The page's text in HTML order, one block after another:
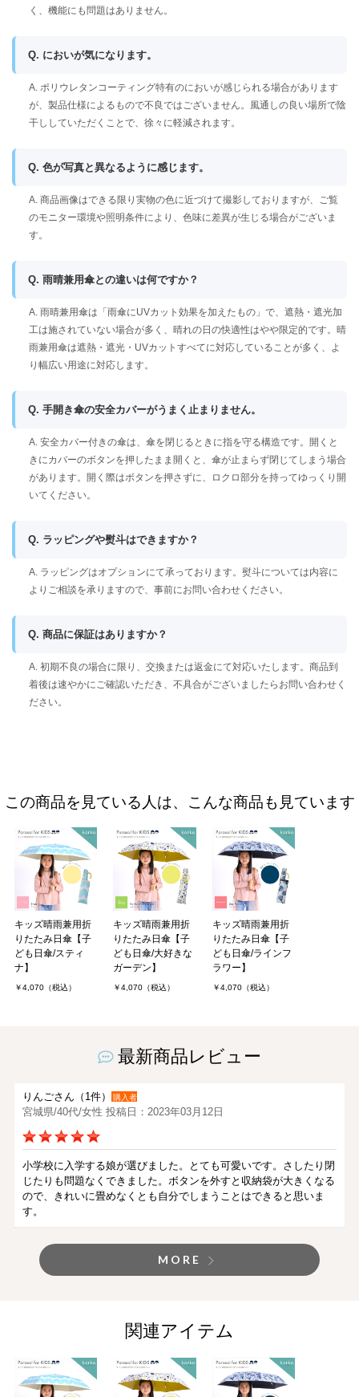
く、機能にも問題はありません。
Q. においが気になります。
A. ポリウレタンコーティング特有のにおいが感じられる場合があります
が、製品仕様によるもので不良ではございません。風通しの良い場所で陰
干ししていただくことで、徐々に軽減されます。
Q. 色が写真と異なるように感じます。
A. 商品画像はできる限り実物の色に近づけて撮影しておりますが、ご覧
のモニター環境や照明条件により、色味に差異が生じる場合がございま
す。
Q. 雨晴兼用傘との違いは何ですか？
A. 雨晴兼用傘は「雨傘にUVカット効果を加えたもの」で、遮熱・遮光加
工は施されていない場合が多く、晴れの日の快適性はやや限定的です。晴
雨兼用傘は遮熱・遮光・UVカットすべてに対応していることが多く、よ
り幅広い用途に対応します。
Q. 手開き傘の安全カバーがうまく止まりません。
A. 安全カバー付きの傘は、傘を閉じるときに指を守る構造です。開くと
きにカバーのボタンを押したまま開くと、傘が止まらず閉じてしまう場合
があります。開く際はボタンを押さずに、ロクロ部分を持ってゆっくり開
いてください。
Q. ラッピングや熨斗はできますか？
A. ラッピングはオプションにて承っております。熨斗については内容に
よりご相談を承りますので、事前にお問い合わせください。
Q. 商品に保証はありますか？
A. 初期不良の場合に限り、交換または返金にて対応いたします。商品到
着後は速やかにご確認いただき、不具合がございましたらお問い合わせく
ださい。
この商品を見ている人は、こんな商品も見ています
キッズ晴雨兼用折
りたたみ日傘【子
ども日傘/スティ
ナ】
￥4,070（税込）
キッズ晴雨兼用折
りたたみ日傘【子
ども日傘/大好きな
ガーデン】
￥4,070（税込）
キッズ晴雨兼用折
りたたみ日傘【子
ども日傘/ラインフ
ラワー】
￥4,070（税込）
最新商品レビュー
りんごさん（1件） 購入者
宮城県/40代/女性 投稿日：2023年03月12日
小学校に入学する娘が選びました。とても可愛いです。さしたり閉
じたりも問題なくできました。ボタンを外すと収納袋が大きくなる
ので、きれいに畳めなくとも自分でしまうことはできると思いま
す。
MORE
関連アイテム